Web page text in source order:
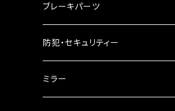
ケミカル
2スト用エンジンオイル
ギアオイル
オイルクーラー
マフラーガード
バンテージタイプ
スリップオン
ブレーキパーツ
ブレーキシュー
ブレーキパット
防犯・セキュリティー
ミラー